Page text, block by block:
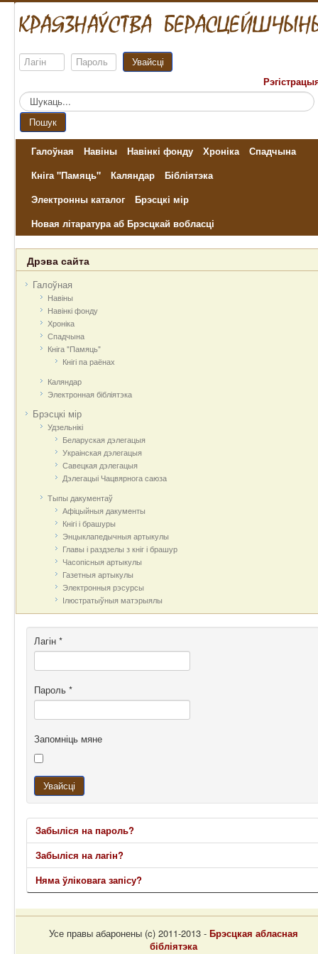
Увайсці
Пошук...
Пошук
Галоўная Навіны Навінкі фонду Хроніка
Спадчына
Кніга "Памяць"
Каляндар
Бібліятэка
Электронны каталог
Брэсцкі мір
Новая літаратура аб Брэсцкай вобласці
Дрэва сайта
Галоўная
Навіны
Навінкі фонду
Хроніка
Спадчына
Кніга "Памяць"
Кнігі па раёнах
Каляндар
Электронная бібліятэка
Брэсцкі мір
Удзельнікі
Беларуская дэлегацыя
Украінская дэлегацыя
Савецкая дэлегацыя
Дэлегацыі Чацвярнога саюза
Тыпы дакументаў
Афіцыйныя дакумeнты
Кнігі і брашуры
Энцыклапедычныя артыкулы
Главы і раздзелы з кніг і брашур
Часопісныя артыкулы
Газетныя артыкулы
Электронныя рэсурсы
Ілюстратыўныя матэрыялы
Лагін *
Пароль *
Запомніць мяне
Увайсці
Забыліся на пароль?
Забыліся на лагін?
Няма ўліковага запісу?
Усе правы абаронены (c) 2011-2013 - Брэсцкая абласная
бібліятэка